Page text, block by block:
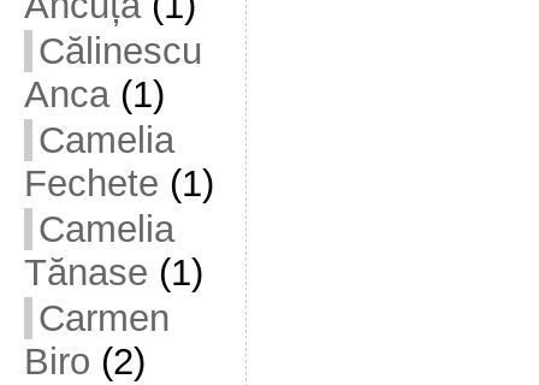
Călinescu
Anca(1)
Camelia
Fechete (1)
Camelia
Tănase (1)
Carmen
Biro (2)